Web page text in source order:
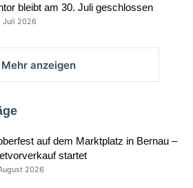
bleibt am 30. Juli geschlossen
Juli 2026
Mehr anzeigen
auf dem Marktplatz in Bernau –
startet
2026